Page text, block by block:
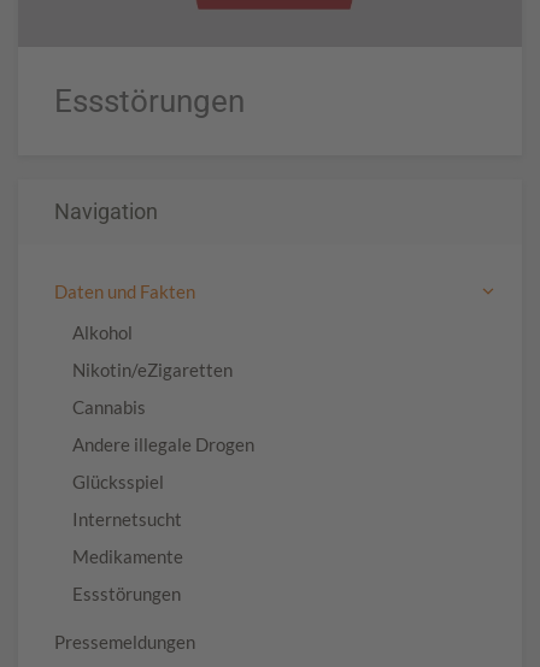
Essstörungen
Navigation
Daten und Fakten
Alkohol
Nikotin/eZigaretten
Cannabis
Andere illegale Drogen
Glücksspiel
Internetsucht
Medikamente
Essstörungen
Pressemeldungen